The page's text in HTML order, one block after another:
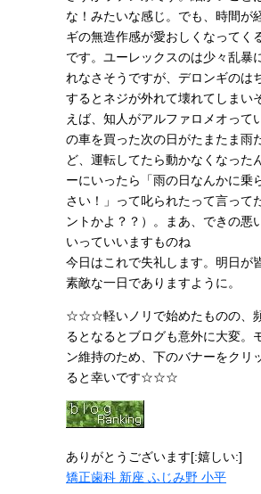
な！みたいな感じ。でも、時間が
ギの無造作感が愛おしくなってく
です。ユーレックスのは少々乱暴
れなさそうですが、デロンギのは
するとネジが外れて壊れてしまい
えば、知人がアルファロメオって
の車を買った次の日がたまたま雨
ど、運転してたら動かなくなった
ーにいったら「雨の日なんかに乗
さい！」って叱られたって言って
ントかよ？？）。まあ、できの悪
いっていいますものね
今日はこれで失礼します。明日が
素敵な一日でありますように。
☆☆☆軽いノリで始めたものの、
るとなるとブログも意外に大変。
ン維持のため、下のバナーをクリ
ると幸いです☆☆☆
ありがとうございます[:嬉しい:]
矯正歯科 新座 ふじみ野 小平